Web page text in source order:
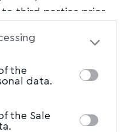
third parties prior
of your personal
This
disclosed by us to
disclose it to
the
data.
the Sale
ΕΠΙΘΕΣΗ ΜΑΓΝΗΣΙΑ